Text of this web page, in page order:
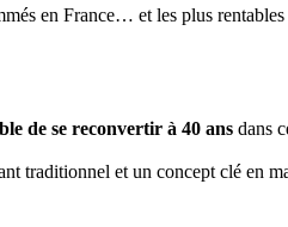
en France… et les plus
de se reconvertir à 40 ans dans
traditionnel et un concept clé en